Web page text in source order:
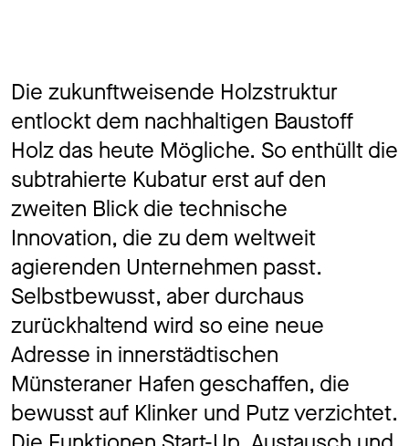
Die zukunftweisende Holzstruktur
entlockt dem nachhaltigen Baustoff
Holz das heute Mögliche. So enthüllt die
subtrahierte Kubatur erst auf den
zweiten Blick die technische
Innovation, die zu dem weltweit
agierenden Unternehmen passt.
Selbstbewusst, aber durchaus
zurückhaltend wird so eine neue
Adresse in innerstädtischen
Münsteraner Hafen geschaffen, die
bewusst auf Klinker und Putz verzichtet.